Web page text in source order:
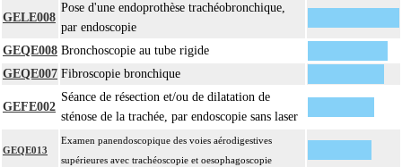
GELE008
Pose d'une endoprothèse trachéobronchique,
par endoscopie
GEQE008 Bronchoscopie au tube rigide
GEQE007 Fibroscopie bronchique
GEFE002
Séance de résection et/ou de dilatation de
sténose de la trachée, par endoscopie sans laser
GEQE013
Examen panendoscopique des voies aérodigestives
supérieures avec trachéoscopie et oesophagoscopie